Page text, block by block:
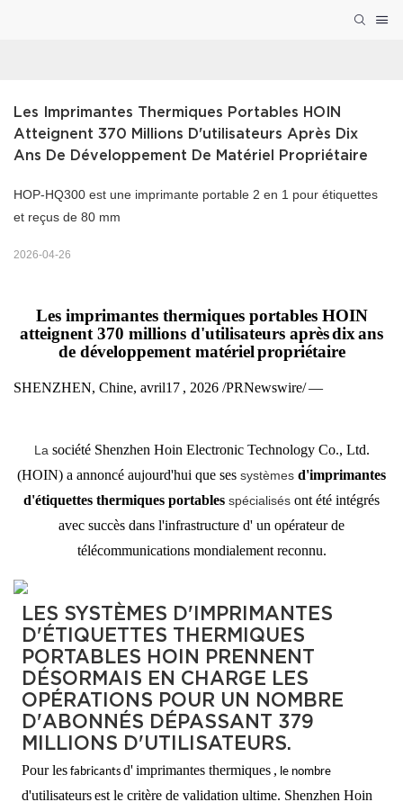
Les Imprimantes Thermiques Portables HOIN
Atteignent 370 Millions D'utilisateurs Après Dix
Ans De Développement De Matériel Propriétaire
HOP-HQ300 est une imprimante portable 2 en 1 pour étiquettes
et reçus de 80 mm
2026-04-26
Les imprimantes thermiques portables HOIN
atteignent 370 millions d'utilisateurs aprèsdixans
de développement matérielpropriétaire
SHENZHEN, Chine, avril17 , 2026 /PRNewswire/—
La société Shenzhen Hoin Electronic Technology Co., Ltd.
(HOIN) a annoncé aujourd'hui que ses systèmes d'imprimantes
d'étiquettes thermiques portables spécialisés ont été intégrés
avec succès dans l'infrastructure d' un opérateur de
télécommunications mondialement reconnu.
LES SYSTÈMES D'IMPRIMANTES
D'ÉTIQUETTES THERMIQUES
PORTABLES HOIN PRENNENT
DÉSORMAIS EN CHARGE LES
OPÉRATIONS POUR UN NOMBRE
D'ABONNÉS DÉPASSANT 379
MILLIONS D'UTILISATEURS.
Pour lesfabricants d'imprimantes thermiques , le nombre
d'utilisateursest le critère de validation ultime. Shenzhen Hoin